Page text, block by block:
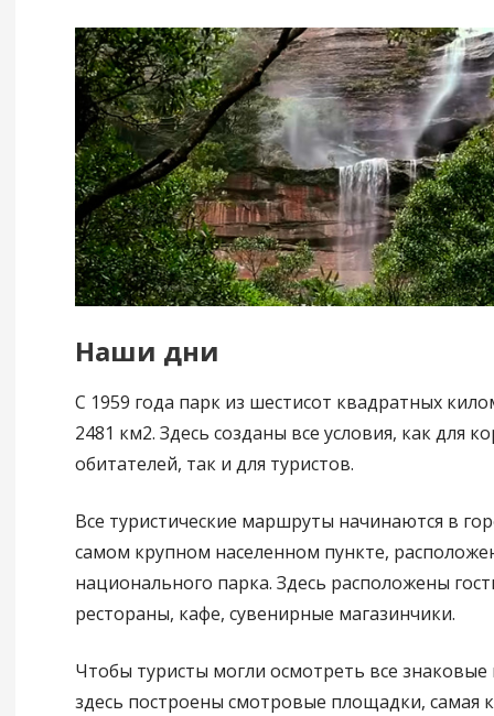
Наши дни
С 1959 года парк из шестисот квадратных
2481 км2. Здесь созданы все условия, как для
обитателей, так и для туристов.
Все туристические маршруты начинаются в
самом крупном населенном пункте,
национального парка. Здесь расположены
рестораны, кафе, сувенирные магазинчики.
Чтобы туристы могли осмотреть все знаковые
здесь построены смотровые площадки, самая